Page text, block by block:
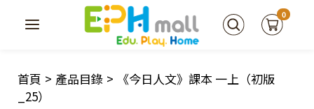
0
首頁 > 產品目錄 > 《今日人文》課本 一上（初版
_25）